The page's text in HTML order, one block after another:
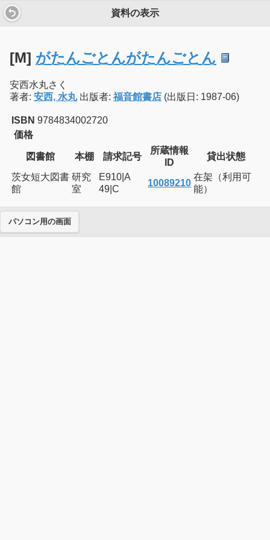
資料の表示
[M] がたんごとんがたんごとん
安西水丸さく
著者: 安西, 水丸出版者: 福音館書店 (出版日: 1987-06)
ISBN 9784834002720
価格
図書館 本棚 請求記号
所蔵情報
ID
貸出状態
茨女短大図書
館
研究
室
E910|A
49|C
10089210
在架（利用可
能）
パソコン用の画面